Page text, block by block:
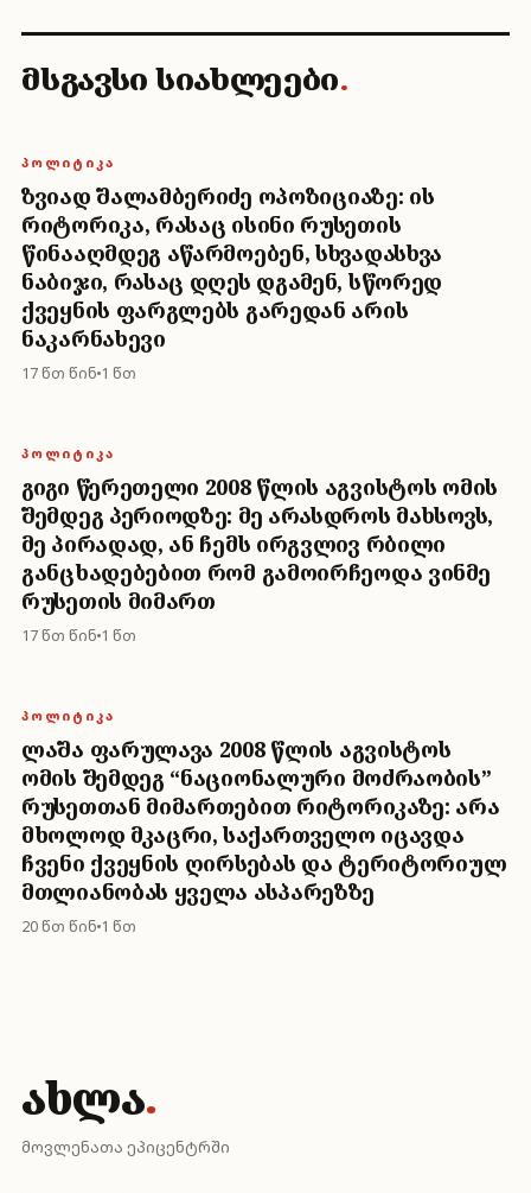
მსგავსი სიახლეები.
ᲞᲝᲚᲘᲢᲘᲙᲐ
ზვიად შალამბერიძე ოპოზიციაზე: ის
რიტორიკა, რასაც ისინი რუსეთის
წინააღმდეგ აწარმოებენ, სხვადასხვა
ნაბიჯი, რასაც დღეს დგამენ, სწორედ
ქვეყნის ფარგლებს გარედან არის
ნაკარნახევი
17 წთ წინ 1 წთ
ᲞᲝᲚᲘᲢᲘᲙᲐ
გიგი წერეთელი 2008 წლის აგვისტოს ომის
შემდეგ პერიოდზე: მე არასდროს მახსოვს,
მე პირადად, ან ჩემს ირგვლივ რბილი
განცხადებებით რომ გამოირჩეოდა ვინმე
რუსეთის მიმართ
17 წთ წინ 1 წთ
ᲞᲝᲚᲘᲢᲘᲙᲐ
ლაშა ფარულავა 2008 წლის აგვისტოს
ომის შემდეგ “ნაციონალური მოძრაობის”
რუსეთთან მიმართებით რიტორიკაზე: არა
მხოლოდ მკაცრი, საქართველო იცავდა
ჩვენი ქვეყნის ღირსებას და ტერიტორიულ
მთლიანობას ყველა ასპარეზზე
20 წთ წინ 1 წთ
ახლა.
მოვლენათა ეპიცენტრში